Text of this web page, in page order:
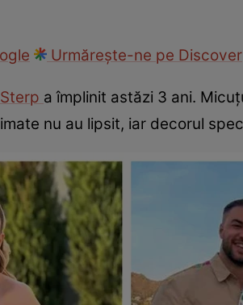
Urmărește-ne pe Discover
a împlinit astăzi 3 ani.
nu au lipsit, iar decorul